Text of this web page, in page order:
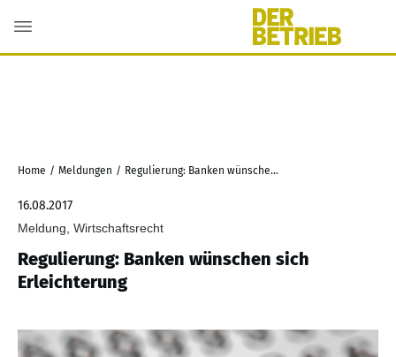
Home / Meldungen / Regulierung: Banken wünschen sich Erleichterung
16.08.2017
Meldung, Wirtschaftsrecht
Regulierung: Banken wünschen sich
Erleichterung